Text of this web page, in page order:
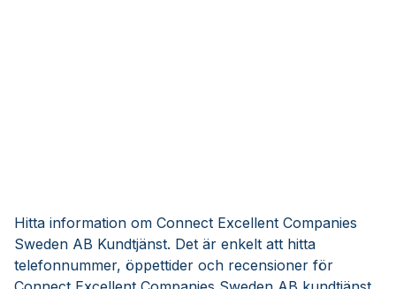
Hitta information om Connect Excellent Companies
Sweden AB Kundtjänst. Det är enkelt att hitta
telefonnummer, öppettider och recensioner för